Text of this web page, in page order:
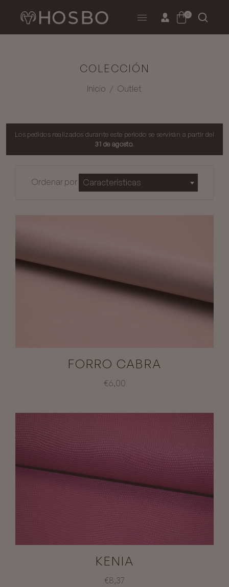
0
COLECCIÓN
Inicio / Outlet
Los pedidos realizados durante este periodo se servirán a partir del
31 de agosto
Ordenar por Características
FORRO CABRA
€6,00
KENIA
€8,37